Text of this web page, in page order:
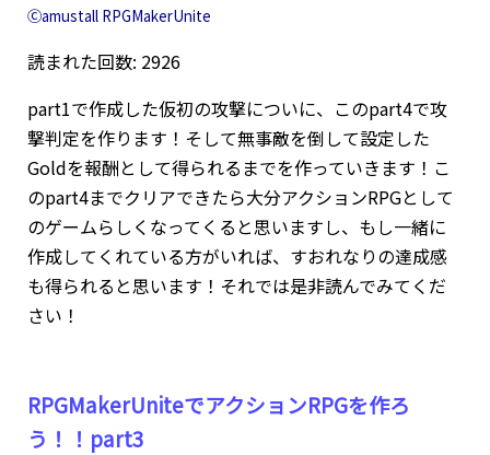
Ⓒamustall RPGMakerUnite
読まれた回数: 2926
part1で作成した仮初の攻撃についに、このpart4で攻
撃判定を作ります！そして無事敵を倒して設定した
Goldを報酬として得られるまでを作っていきます！こ
のpart4までクリアできたら大分アクションRPGとして
のゲームらしくなってくると思いますし、もし一緒に
作成してくれている方がいれば、すおれなりの達成感
も得られると思います！それでは是非読んでみてくだ
さい！
RPGMakerUniteでアクションRPGを作ろ
う！！part3